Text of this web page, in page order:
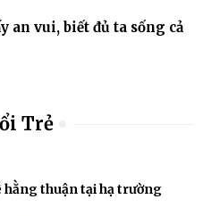
an vui, biết đủ ta sống cả
Trẻ
thuận tại hạ trường